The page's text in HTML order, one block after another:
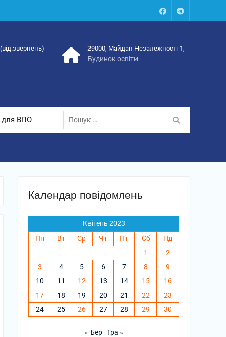
FacebookTalegram
29000, Майдан Незалежності 1,
Будинок освіти
для ВПО
Пошук:
Календар повідомлень
Квітень 2023
Пн
Вт Ср Чт Пт Сб
Нд
1
2
3
4 5 6 7 8
9
10
11 12 13 14 15
16
17
18 19 20 21 22
23
24
25 26 27 28 29 30
« Бер Тра »